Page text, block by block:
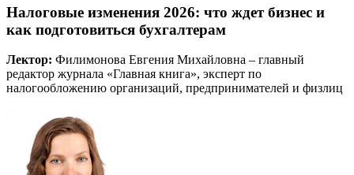
Налоговые изменения 2026: что ждет бизнес и
как подготовиться бухгалтерам
Лектор: Филимонова Евгения Михайловна – главный
редактор журнала «Главная книга», эксперт по
налогообложению организаций, предпринимателей и физлиц